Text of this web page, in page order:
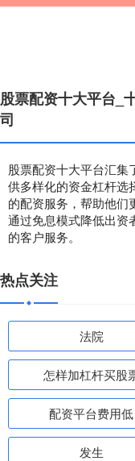
股票配资十大平台_
司
股票配资十大平台汇集
供多样化的资金杠杆选
的配资服务，帮助他们
通过免息模式降低出资
的客户服务。
热点关注
法院
怎样加杠杆买股
配资平台费用低
发生